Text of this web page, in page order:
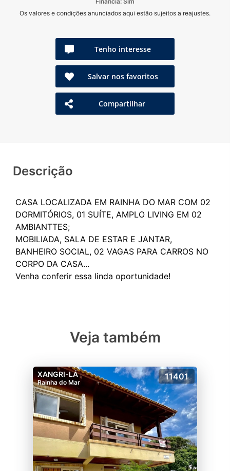
Os valores e condições anunciados aqui estão sujeitos a reajustes.
Tenho interesse
Salvar nos favoritos
Compartilhar
Descrição
CASA LOCALIZADA EM RAINHA DO MAR COM 02
DORMITÓRIOS, 01 SUÍTE, AMPLO LIVING EM 02
AMBIANTTES;
MOBILIADA, SALA DE ESTAR E JANTAR,
BANHEIRO SOCIAL, 02 VAGAS PARA CARROS NO
CORPO DA CASA...
Veja também
XANGRI-LÁ
Rainha do Mar
11401